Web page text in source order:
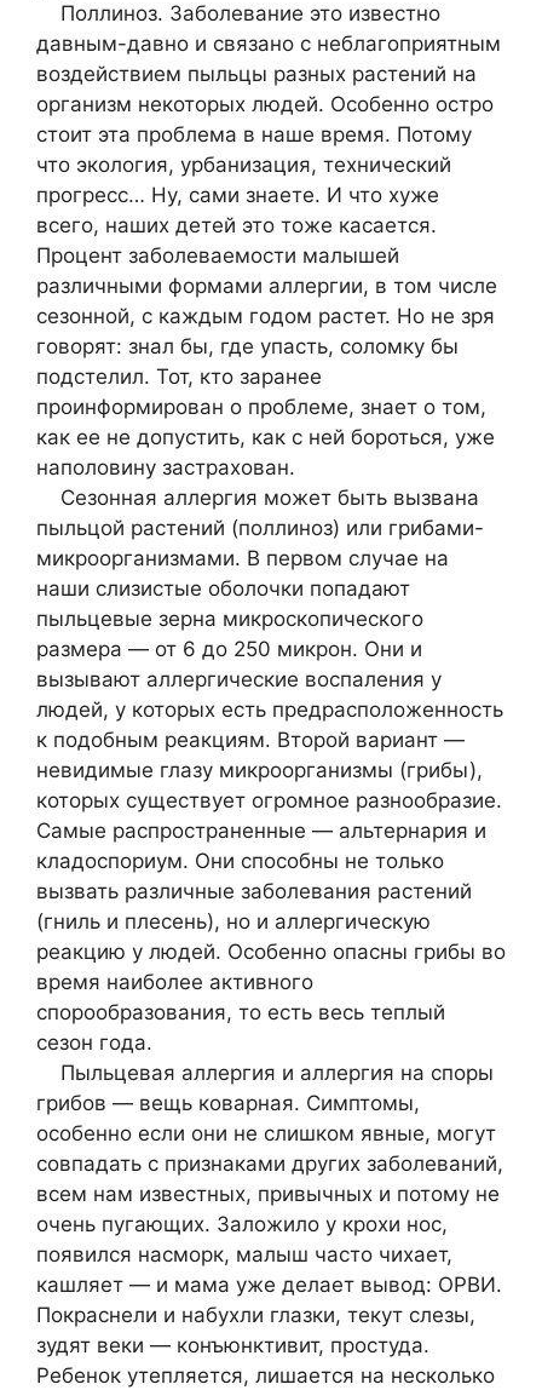
Поллиноз. Заболевание это известно
давным-давно и связано с неблагоприятным
воздействием пыльцы разных растений на
организм некоторых людей. Особенно остро
стоит эта проблема в наше время. Потому
что экология, урбанизация, технический
прогресс… Ну, сами знаете. И что хуже
всего, наших детей это тоже касается.
Процент заболеваемости малышей
различными формами аллергии, в том числе
сезонной, с каждым годом растет. Но не зря
говорят: знал бы, где упасть, соломку бы
подстелил. Тот, кто заранее
проинформирован о проблеме, знает о том,
как ее не допустить, как с ней бороться, уже
наполовину застрахован.
Сезонная аллергия может быть вызвана
пыльцой растений (поллиноз) или грибами-
микроорганизмами. В первом случае на
наши слизистые оболочки попадают
пыльцевые зерна микроскопического
размера — от 6 до 250 микрон. Они и
вызывают аллергические воспаления у
людей, у которых есть предрасположенность
к подобным реакциям. Второй вариант —
невидимые глазу микроорганизмы (грибы),
которых существует огромное разнообразие.
Самые распространенные — альтернария и
кладоспориум. Они способны не только
вызвать различные заболевания растений
(гниль и плесень), но и аллергическую
реакцию у людей. Особенно опасны грибы во
время наиболее активного
спорообразования, то есть весь теплый
сезон года.
Пыльцевая аллергия и аллергия на споры
грибов — вещь коварная. Симптомы,
особенно если они не слишком явные, могут
совпадать с признаками других заболеваний,
всем нам известных, привычных и потому не
очень пугающих. Заложило у крохи нос,
появился насморк, малыш часто чихает,
кашляет — и мама уже делает вывод: ОРВИ.
Покраснели и набухли глазки, текут слезы,
зудят веки — конъюнктивит, простуда.
Ребенок утепляется, лишается на несколько